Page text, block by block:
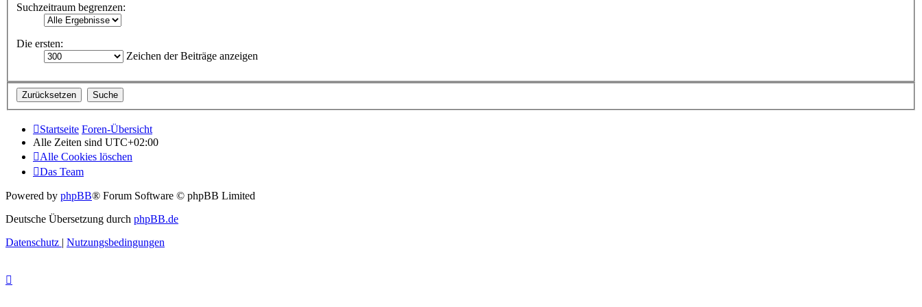
Suchzeitraum begrenzen:
Die ersten:
Zeichen der Beiträge anzeigen
Startseite Foren-Übersicht
Alle Zeiten sind UTC+02:00
Alle Cookies löschen
Das Team
Powered by phpBB® Forum Software © phpBB Limited
Deutsche Übersetzung durch phpBB.de
Datenschutz | Nutzungsbedingungen